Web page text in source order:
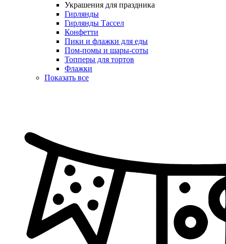
Украшения для праздника
Гирлянды
Гирлянды Тассел
Конфетти
Пики и флажки для еды
Пом-помы и шары-соты
Топперы для тортов
Флажки
Показать все